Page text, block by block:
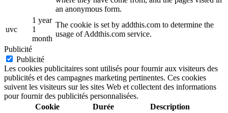
an anonymous form.
uvc
1 year
1
month
The cookie is set by addthis.com to determine the
usage of Addthis.com service.
Publicité
Publicité
Les cookies publicitaires sont utilisés pour fournir aux visiteurs des
publicités et des campagnes marketing pertinentes. Ces cookies
suivent les visiteurs sur les sites Web et collectent des informations
pour fournir des publicités personnalisées.
Cookie
Durée Description